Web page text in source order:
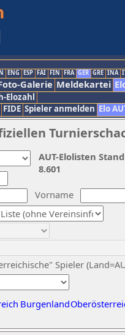
ENG ESP FAI FIN FRA GER GRE INA
Galerie Meldekartei
Elozahl
FIDE Spieler anmelden Elo
Vorname
Spieler
Burgenland
AUT-Elolisten
8.601